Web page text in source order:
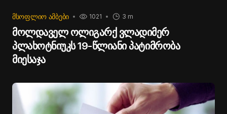
ᲛᲡᲝᲤᲚᲘᲝ ᲐᲛᲑᲔᲑᲘ 3 m
1021
მოლდაველ ოლიგარქ ვლადიმერ
პლახოტნიუკს 19-წლიანი პატიმრობა
მიესაჯა